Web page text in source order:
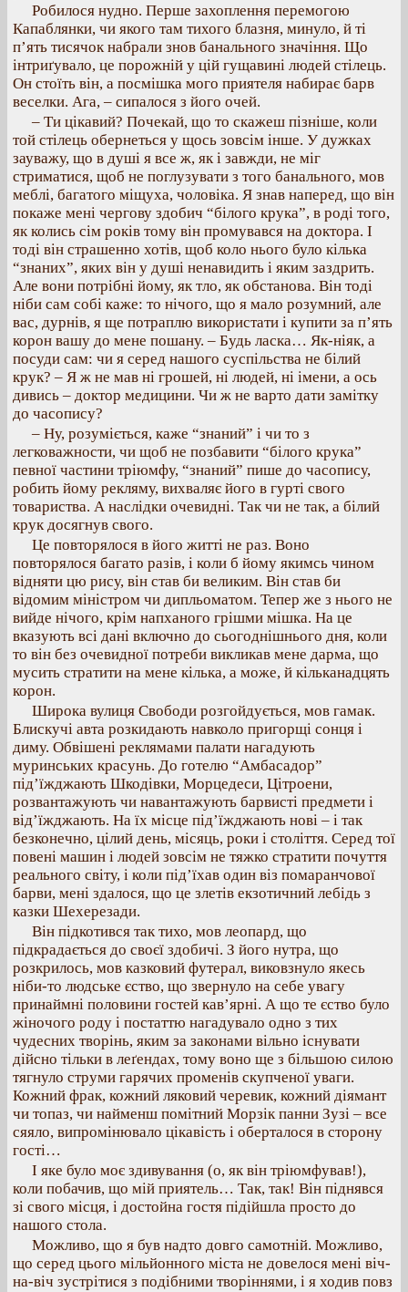
Робилося нудно. Перше захоплення перемогою
Капаблянки, чи якого там тихого блазня, минуло, й ті
п’ять тисячок набрали знов банального значіння. Що
інтриґувало, це порожній у цій гущавині людей стілець.
Он стоїть він, а посмішка мого приятеля набирає барв
веселки. Ага, – сипалося з його очей.
– Ти цікавий? Почекай, що то скажеш пізніше, коли
той стілець обернеться у щось зовсім інше. У дужках
зауважу, що в душі я все ж, як і завжди, не міг
стриматися, щоб не поглузувати з того банального, мов
меблі, багатого міщуха, чоловіка. Я знав наперед, що він
покаже мені чергову здобич “білого крука”, в роді того,
як колись сім років тому він промувався на доктора. І
тоді він страшенно хотів, щоб коло нього було кілька
“знаних”, яких він у душі ненавидить і яким заздрить.
Але вони потрібні йому, як тло, як обстанова. Він тоді
ніби сам собі каже: то нічого, що я мало розумний, але
вас, дурнів, я ще потраплю використати і купити за п’ять
корон вашу до мене пошану. – Будь ласка… Як-ніяк, а
посуди сам: чи я серед нашого суспільства не білий
крук? – Я ж не мав ні грошей, ні людей, ні імени, а ось
дивись – доктор медицини. Чи ж не варто дати замітку
до часопису?
– Ну, розуміється, каже “знаний” і чи то з
легковажности, чи щоб не позбавити “білого крука”
певної частини тріюмфу, “знаний” пише до часопису,
робить йому рекляму, вихваляє його в гурті свого
товариства. А наслідки очевидні. Так чи не так, а білий
крук досягнув свого.
Це повторялося в його житті не раз. Воно
повторялося багато разів, і коли б йому якимсь чином
відняти цю рису, він став би великим. Він став би
відомим міністром чи дипльоматом. Тепер же з нього не
вийде нічого, крім напханого грішми мішка. На це
вказують всі дані включно до сьогоднішнього дня, коли
то він без очевидної потреби викликав мене дарма, що
мусить стратити на мене кілька, а може, й кільканадцять
корон.
Широка вулиця Свободи розгойдується, мов гамак.
Блискучі авта розкидають навколо пригорщі сонця і
диму. Обвішені реклямами палати нагадують
муринських красунь. До готелю “Амбасадор”
під’їжджають Шкодівки, Морцедеси, Цітроени,
розвантажують чи навантажують барвисті предмети і
від’їжджають. На їх місце під’їжджають нові – і так
безконечно, цілий день, місяць, роки і століття. Серед тої
повені машин і людей зовсім не тяжко стратити почуття
реального світу, і коли під’їхав один віз помаранчової
барви, мені здалося, що це злетів екзотичний лебідь з
казки Шехерезади.
Він підкотився так тихо, мов леопард, що
підкрадається до своєї здобичі. З його нутра, що
розкрилось, мов казковий футерал, виковзнуло якесь
ніби-то людське єство, що звернуло на себе увагу
принаймні половини гостей кав’ярні. А що те єство було
жіночого роду і постаттю нагадувало одно з тих
чудесних творінь, яким за законами вільно існувати
дійсно тільки в леґендах, тому воно ще з більшою силою
тягнуло струми гарячих променів скупченої уваги.
Кожний фрак, кожний ляковий черевик, кожний діямант
чи топаз, чи найменш помітний Морзік панни Зузі – все
сяяло, випромінювало цікавість і оберталося в сторону
гості…
І яке було моє здивування (о, як він тріюмфував!),
коли побачив, що мій приятель… Так, так! Він піднявся
зі свого місця, і достойна гостя підійшла просто до
нашого стола.
Можливо, що я був надто довго самотній. Можливо,
що серед цього мільйонного міста не довелося мені віч-
на-віч зустрітися з подібними творіннями, і я ходив повз